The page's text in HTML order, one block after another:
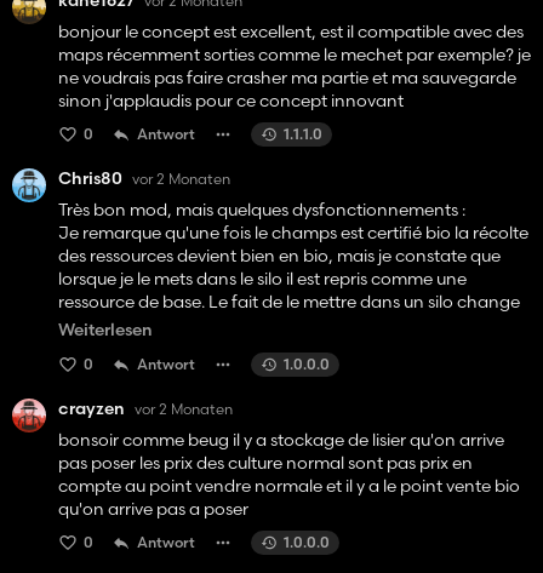
## 🔮 KOMMT IM NÄCHSTEN UPDATE
**Bio-Produktionsketten!** Alle Bio-Produkte sind bereits im
Code vorbereitet – die Produktionsanlagen werden mit dem
nächsten Update hinzugefügt.
### Backwaren und Getreideprodukte
- 🌾 Bio-Mehl
- 🍞Bio-Brot
- 🍚 Bio-Reismehl
- 🍰 Bio-Kuchen
- 🍫 Bio-Schokolade
- 🍬 Bio-Zucker
### Milchprodukte
- 🧀 Bio-Käse
- 🧈 Bio-Butter
### Öle
- 🌻 Bio-Sonnenblumenöl
- 🌿 Bio-Rapsöl
- 🫒 Bio-Olivenöl
bonjour le concept est excellent, est il compatible avec des
maps récemment sorties comme le mechet par exemple? je
ne voudrais pas faire crasher ma partie et ma sauvegarde
sinon j'applaudis pour ce concept innovant
0 Antwort 1.1.1.0
Chris80 vor 2 Monaten
Très bon mod, mais quelques dysfonctionnements :
Je remarque qu'une fois le champs est certifié bio la récolte
des ressources devient bien en bio, mais je constate que
lorsque je le mets dans le silo il est repris comme une
ressource de base. Le fait de le mettre dans un silo change
directement la ressource ... J'ai test avec le silo bio mais j'ai
le même résultat au final, ca devient une ressource
ordinaire ! dommage de perdre cette certification sur nos
De plus il est effectivement pas possible de placer le point
de vente bio dans la partie construction.
je ne play pas sur serveur au passage.
Weiterlesen
0 Antwort 1.0.0.0
crayzen vor 2 Monaten
bonsoir comme beug il y a stockage de lisier qu'on arrive
pas poser les prix des culture normal sont pas prix en
compte au point vendre normale et il y a le point vente bio
qu'on arrive pas a poser
0 Antwort 1.0.0.0